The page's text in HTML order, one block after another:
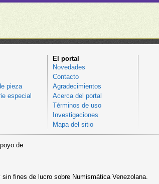
pieza
especial
El portal
Novedades
Contacto
Agradecimientos
Acerca del portal
Términos de uso
Investigaciones
Mapa del sitio
de
fines de lucro sobre Numismática Venezolana.